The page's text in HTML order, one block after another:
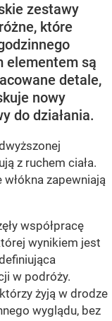
zestawy
które
elementem są
detale,
nowy
do działania.
z ruchem ciała.
zapewniają
współpracę
wynikiem jest
w podróży.
żyją w drodze
wyglądu, bez